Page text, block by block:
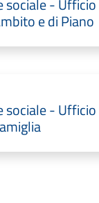
e di Piano
sociale -